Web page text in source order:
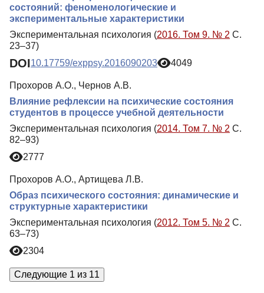
состояний: феноменологические и
экспериментальные характеристики
Экспериментальная психология (2016. Том 9. № 2 С.
23–37)
DOI10.17759/exppsy.2016090203 4049
Прохоров А.О., Чернов А.В.
Влияние рефлексии на психические состояния
студентов в процессе учебной деятельности
Экспериментальная психология (2014. Том 7. № 2 С.
82–93)
2777
Прохоров А.О., Артищева Л.В.
Образ психического состояния: динамические и
структурные характеристики
Экспериментальная психология (2012. Том 5. № 2 С.
63–73)
2304
Следующие 1 из 11